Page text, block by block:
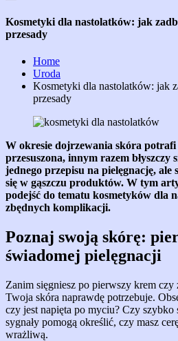
Kosmetyki dla nastolatków: jak
przesady
Home
Uroda
Kosmetyki dla nastolatków: jak
przesady
W okresie dojrzewania skóra potrafi
przesuszona, innym razem błyszczy
jednego przepisu na pielęgnację, ale
się w gąszczu produktów. W tym
podejść do tematu kosmetyków dla
zbędnych komplikacji.
Poznaj swoją skórę:
świadomej pielęgnacji
Zanim sięgniesz po pierwszy krem
Twoja skóra naprawdę potrzebuje.
czy jest napięta po myciu? Czy szybko
sygnały pomogą określić, czy masz
wrażliwą.